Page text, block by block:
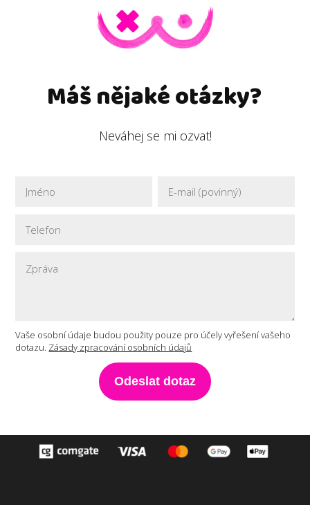
Máš nějaké otázky?
Neváhej se mi ozvat!
Vaše osobní údaje budou použity pouze pro účely vyřešení vašeho
dotazu. Zásady zpracování osobních údajů
Odeslat dotaz